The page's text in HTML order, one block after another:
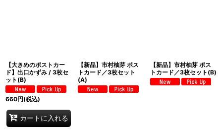
【大きめのポストカー
ド】出口かずみ / 3枚セ
ット(B)
660円(税込)
カートに入れる
【新品】市村柚芽 ポス
トカード／3枚セット
(A)
【新品】市村柚芽 ポス
トカード／3枚セット(B)